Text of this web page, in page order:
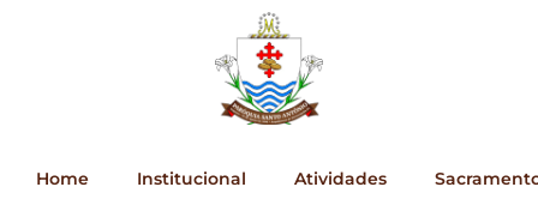
Home Institucional Atividades